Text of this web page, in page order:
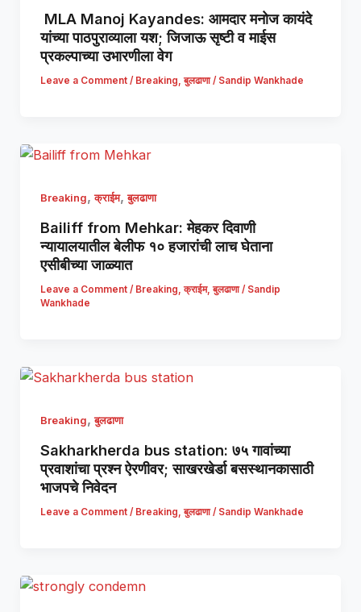
MLA Manoj Kayandes: आमदार मनोज कायंदे
यांच्या पाठपुराव्याला यश; जिजाऊ सृष्टी व माईस
प्रकल्पाच्या उभारणीला वेग
Leave a Comment / Breaking बुलढाणा/ Sandip Wankhade
Breaking,क्राईम,बुलढाणा
Bailiff from Mehkar: मेहकर दिवाणी
न्यायालयातील बेलीफ १० हजारांची लाच घेताना
एसीबीच्या जाळ्यात
Leave a Comment / Breaking क्राईम, बुलढाणा/ Sandip
Wankhade
Breaking,बुलढाणा
Sakharkherda bus station: ७५ गावांच्या
प्रवाशांचा प्रश्न ऐरणीवर; साखरखेर्डा बसस्थानकासाठी
भाजपचे निवेदन
Leave a Comment / Breaking बुलढाणा/ Sandip Wankhade